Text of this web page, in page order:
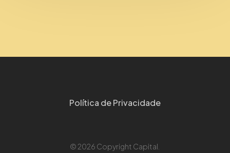
Política de Privacidade
© 2026 Copyright Capital.